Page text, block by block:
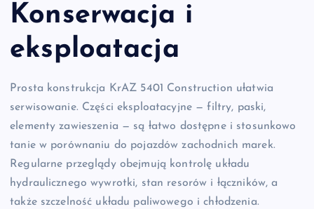
Konserwacja i
eksploatacja
Prosta konstrukcja KrAZ 5401 Construction ułatwia
serwisowanie. Części eksploatacyjne — filtry, paski,
elementy zawieszenia — są łatwo dostępne i stosunkowo
tanie w porównaniu do pojazdów zachodnich marek.
Regularne przeglądy obejmują kontrolę układu
hydraulicznego wywrotki, stan resorów i łączników, a
także szczelność układu paliwowego i chłodzenia.